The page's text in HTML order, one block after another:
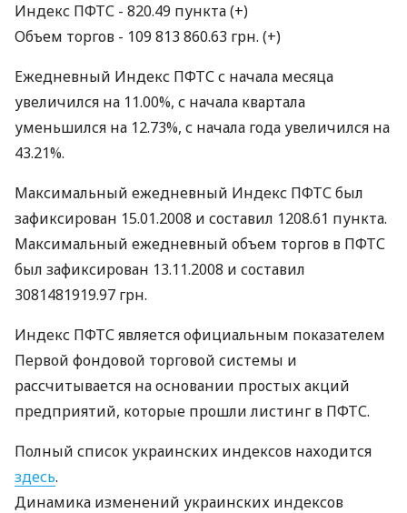
Индекс ПФТС - 820.49 пункта (+)
Объем торгов - 109 813 860.63 грн. (+)
Ежедневный Индекс ПФТС с начала месяца
увеличился на 11.00%, с начала квартала
уменьшился на 12.73%, с начала года увеличился на
43.21%.
Максимальный ежедневный Индекс ПФТС был
зафиксирован 15.01.2008 и составил 1208.61 пункта.
Максимальный ежедневный объем торгов в ПФТС
был зафиксирован 13.11.2008 и составил
3081481919.97 грн.
Индекс ПФТС является официальным показателем
Первой фондовой торговой системы и
рассчитывается на основании простых акций
предприятий, которые прошли листинг в ПФТС.
Полный список украинских индексов находится
здесь.
Динамика изменений украинских индексов